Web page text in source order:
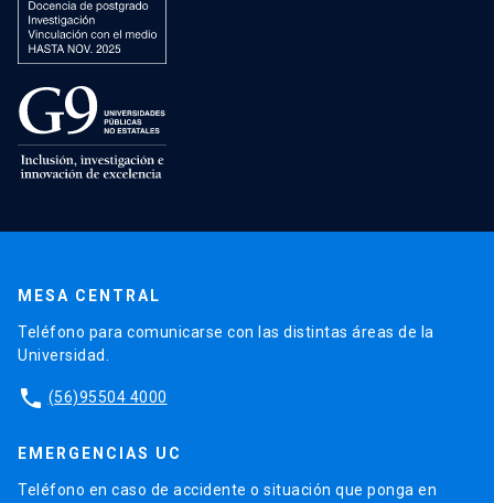
MESA CENTRAL
Teléfono para comunicarse con las distintas áreas de la
Universidad.
phone (56)95504 4000
EMERGENCIAS UC
Teléfono en caso de accidente o situación que ponga en